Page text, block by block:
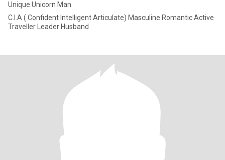
Unique Unicorn Man
C.I.A ( Confident Intelligent Articulate) Masculine Romantic Active
Traveller Leader Husband